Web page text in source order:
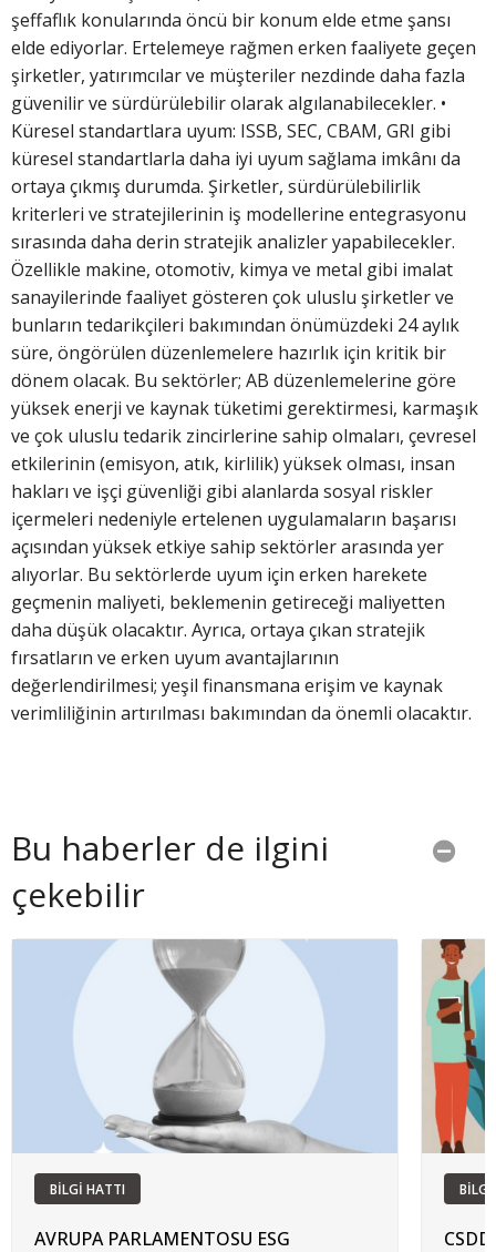
şeffaflık konularında öncü bir konum elde etme şansı
elde ediyorlar. Ertelemeye rağmen erken faaliyete geçen
şirketler, yatırımcılar ve müşteriler nezdinde daha fazla
güvenilir ve sürdürülebilir olarak algılanabilecekler. •
Küresel standartlara uyum: ISSB, SEC, CBAM, GRI gibi
küresel standartlarla daha iyi uyum sağlama imkânı da
ortaya çıkmış durumda. Şirketler, sürdürülebilirlik
kriterleri ve stratejilerinin iş modellerine entegrasyonu
sırasında daha derin stratejik analizler yapabilecekler.
Özellikle makine, otomotiv, kimya ve metal gibi imalat
sanayilerinde faaliyet gösteren çok uluslu şirketler ve
bunların tedarikçileri bakımından önümüzdeki 24 aylık
süre, öngörülen düzenlemelere hazırlık için kritik bir
dönem olacak. Bu sektörler; AB düzenlemelerine göre
yüksek enerji ve kaynak tüketimi gerektirmesi, karmaşık
ve çok uluslu tedarik zincirlerine sahip olmaları, çevresel
etkilerinin (emisyon, atık, kirlilik) yüksek olması, insan
hakları ve işçi güvenliği gibi alanlarda sosyal riskler
içermeleri nedeniyle ertelenen uygulamaların başarısı
açısından yüksek etkiye sahip sektörler arasında yer
alıyorlar. Bu sektörlerde uyum için erken harekete
geçmenin maliyeti, beklemenin getireceği maliyetten
daha düşük olacaktır. Ayrıca, ortaya çıkan stratejik
fırsatların ve erken uyum avantajlarının
değerlendirilmesi; yeşil finansmana erişim ve kaynak
verimliliğinin artırılması bakımından da önemli olacaktır.
Bu haberler de ilgini
çekebilir
BİLGİ HATTI
AVRUPA PARLAMENTOSU ESG